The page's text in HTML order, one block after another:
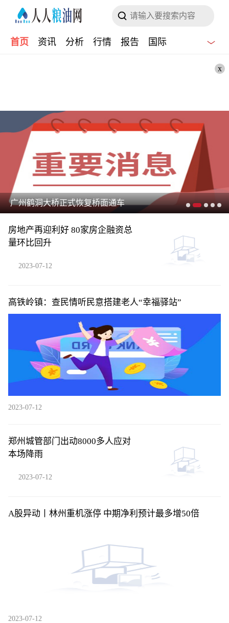
首页 资讯 分析 行情 报告 国际
x
广州鹤洞大桥正式恢复桥面通车
房地产再迎利好 80家房企融资总
量环比回升
2023-07-12
高铁岭镇：查民情听民意搭建老人“幸福驿站”
2023-07-12
郑州城管部门出动8000多人应对
本场降雨
2023-07-12
A股异动丨林州重机涨停 中期净利预计最多增50倍
2023-07-12